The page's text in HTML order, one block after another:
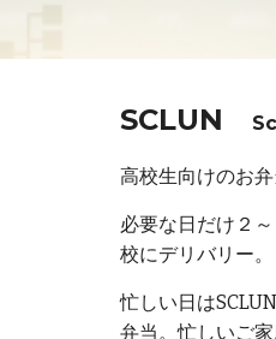
SCLUN
高校生向けのお
必要な日だけ２
校にデリバリー。
忙しい日は
弁当。忙しいご家